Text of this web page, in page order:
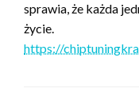
sprawia, że każda
życie.
https://